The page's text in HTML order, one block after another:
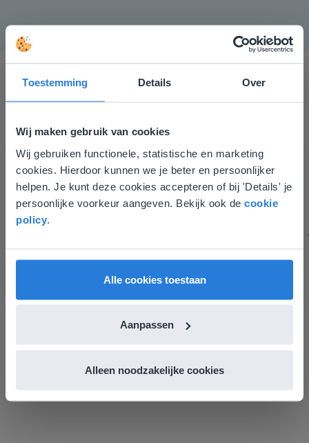
Toestemming Details Over
Wij maken gebruik van cookies
Wij gebruiken functionele, statistische en marketing
cookies. Hierdoor kunnen we je beter en persoonlijker
helpen. Je kunt deze cookies accepteren of bij 'Details' je
persoonlijke voorkeur aangeven. Bekijk ook de cookie
policy
Alle cookies toestaan
Aanpassen
Alleen noodzakelijke cookies
Gynzy maakt het lesgeven zoveel eenvoudiger én
aantrekkelijker voor zowel de leerkracht als de
leerlingen. Bovendien bezorgt Gynzy me veel meer tijd
om echt elke leerling de nodige aandacht te geven.
Zinloos tijdsverlies van o.a. verbeteren en extra
werkblaadjes maken is definitief voorbij.
Juf Els
Leefschool Het Droomschip
Deze website komt niet
overeen met je locatie
Gezien je locatie, denken we dat je misschien
liever naar de website voor English gaat. Hier
English
Vlaanderen